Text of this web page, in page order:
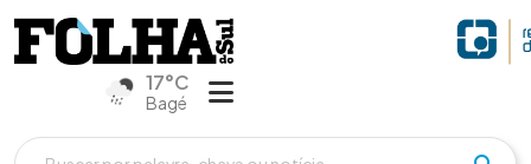
17°C
Bagé